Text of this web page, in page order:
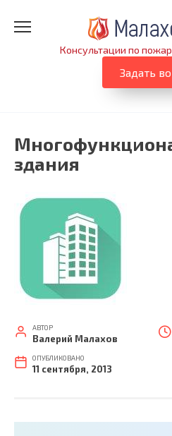
Консультации по
Задать
здания
АВТОР
Валерий Малахов
ОПУБЛИКОВАНО
11 сентября, 2013